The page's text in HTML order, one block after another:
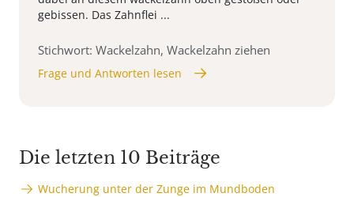
gebissen. Das Zahnflei ...
Stichwort: Wackelzahn, Wackelzahn ziehen
Frage und Antworten lesen
Die letzten 10 Beiträge
Wucherung unter der Zunge im Mundboden